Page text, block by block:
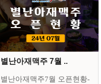
별난아재맥주 7월 ..
별난아재맥주7월 오픈현황-